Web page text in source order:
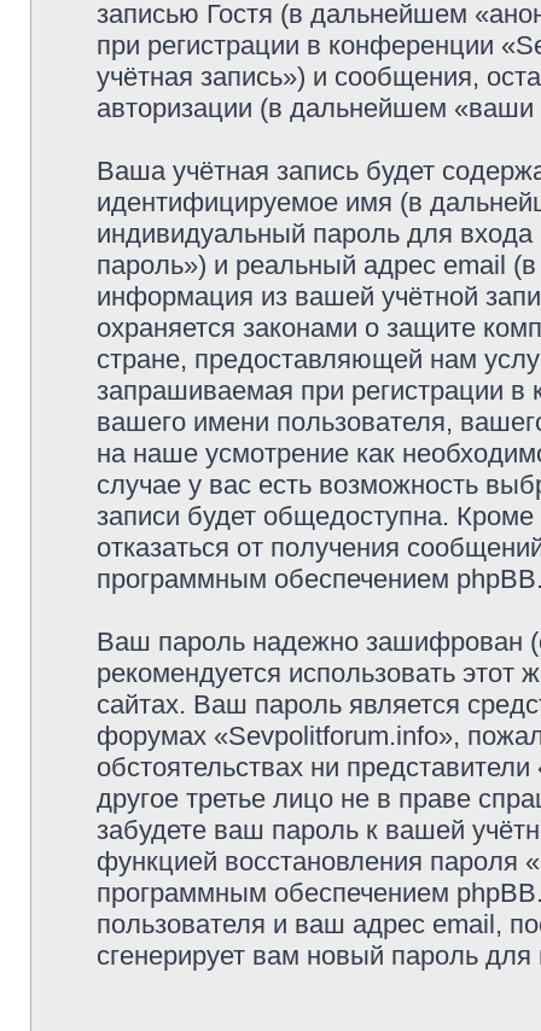
записью Гостя (в дальнейшем
при регистрации в конференции
учётная запись») и сообщения,
авторизации (в дальнейшем
Ваша учётная запись будет
идентифицируемое имя (в
индивидуальный пароль для
пароль») и реальный адрес email
информация из вашей учётной
охраняется законами о защите
стране, предоставляющей нам
запрашиваемая при регистрации
вашего имени пользователя,
на наше усмотрение как
случае у вас есть возможность
записи будет общедоступна. Кроме
отказаться от получения
программным обеспечением
Ваш пароль надежно зашифрован
рекомендуется использовать этот
сайтах. Ваш пароль является
форумах «Sevpolitforum.info»,
обстоятельствах ни
другое третье лицо не в праве
забудете ваш пароль к вашей
функцией восстановления пароля
программным обеспечением
пользователя и ваш адрес email,
сгенерирует вам новый пароль